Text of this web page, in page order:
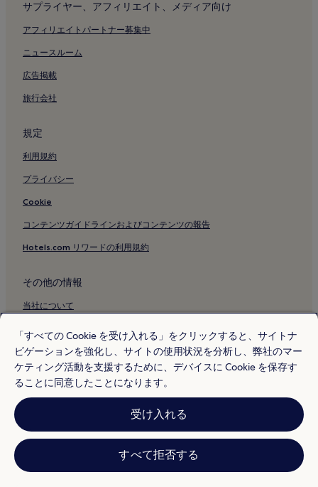
サプライヤー、アフィリエイト、メディア向け
アフィリエイトパートナー募集中
ニュースルーム
広告掲載
旅行会社
規定
利用規約
プライバシー
Cookie
コンテンツガイドラインおよびコンテンツの報告
Hotels.com リワードの利用規約
その他の情報
当社について
旅行ガイド
Hotels.com リワード
* 一部のホテルは、チェックイン日の 24 時間以上前までにキャンセルす
ることを条件としています。詳細はウェブサイトでご覧ください。
© 2026 Hotels.com, L.P., an Expedia Group company. All rights reserved.
Hotels.com および Hotels.com のロゴは、Hotels.com, L.P. の商標または
「すべての Cookie を受け入れる」をクリックすると、サイトナ
ビゲーションを強化し、サイトの使用状況を分析し、弊社のマー
ケティング活動を支援するために、デバイスに Cookie を保存す
ることに同意したことになります。
受け入れる
すべて拒否する